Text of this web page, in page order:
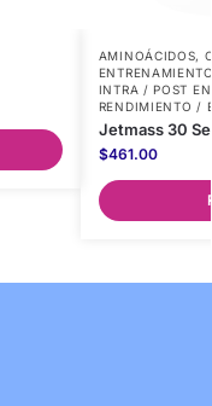
AMINOÁCIDOS,
INTRA / POST
RENDIMIENTO /
Jetmass 30
$461.00